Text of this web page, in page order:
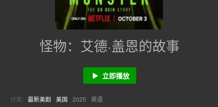
怪物：艾德·盖恩的故事
立即播放
分类： 最新美剧 美国 2025 英语